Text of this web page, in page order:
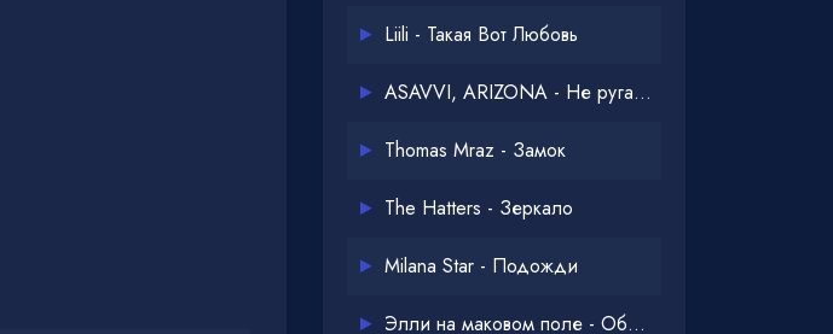
Liili - Такая Вот Любовь
ASAVVI, ARIZONA - Не ругайся
Thomas Mraz - Замок
The Hatters - Зеркало
Milana Star - Подожди
Элли на маковом поле - Обнимай